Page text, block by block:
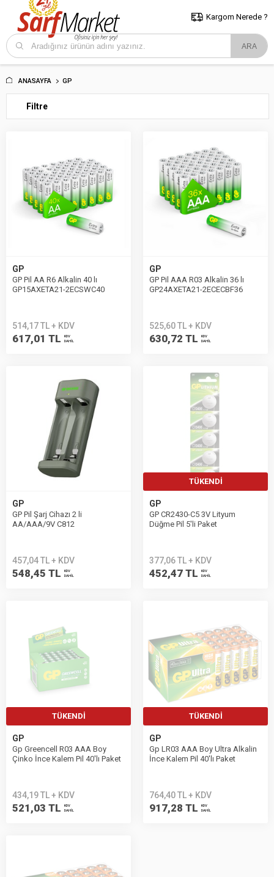
5000 TL ve Üzeri Alışverişlerde İstanbul İçi Kargo Bedava!
ve Trakya İçin Tıklayın..
Kargom Nerede ?
ANASAYFA GP
Filtre
GP
GP Pil AA R6 Alkalin 40 lı
GP15AXETA21-2ECSWC40
514,17 TL + KDV
617,01 TL
KDV
DAHİL
GP
GP Pil AAA R03 Alkalin 36 lı
GP24AXETA21-2ECECBF36
525,60 TL + KDV
630,72 TL
KDV
DAHİL
GP
GP Pil Şarj Cihazı 2 li
AA/AAA/9V C812
457,04 TL + KDV
548,45 TL
KDV
DAHİL
TÜKENDI
GP
GP CR2430-C5 3V Lityum
Düğme Pil 5'li Paket
377,06 TL + KDV
452,47 TL
KDV
DAHİL
TÜKENDI
GP
Gp Greencell R03 AAA Boy
Çinko İnce Kalem Pil 40'lı Paket
434,19 TL + KDV
521,03 TL
KDV
DAHİL
TÜKENDI
GP
Gp LR03 AAA Boy Ultra Alkalin
İnce Kalem Pil 40'lı Paket
764,40 TL + KDV
917,28 TL
KDV
DAHİL